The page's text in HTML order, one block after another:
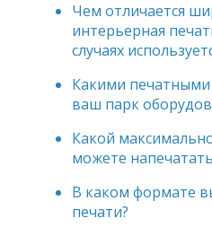
Чем отличается
интерьерная
случаях
Какими
ваш парк
Какой
можете
В каком формате
печати?